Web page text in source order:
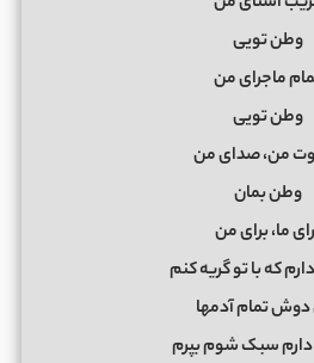
وطن تویی
ماجرای من
وطن تویی
من، صدای من
وطن بمان
ما، برای من
که با تو گریه کنم
تمام آدمها
سبک شوم بپرم